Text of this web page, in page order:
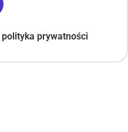
polityka prywatności